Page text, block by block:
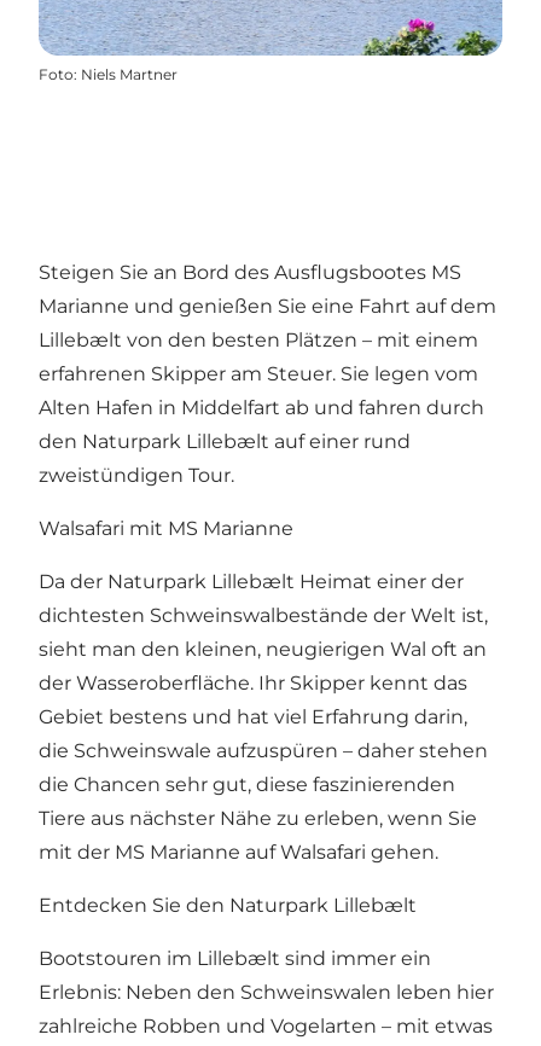
Foto: Niels Martner
Steigen Sie an Bord des Ausflugsbootes MS
Marianne und genießen Sie eine Fahrt auf dem
Lillebælt von den besten Plätzen – mit einem
erfahrenen Skipper am Steuer. Sie legen vom
Alten Hafen in Middelfart ab und fahren durch
den Naturpark Lillebælt auf einer rund
zweistündigen Tour.
Walsafari mit MS Marianne
Da der Naturpark Lillebælt Heimat einer der
dichtesten Schweinswalbestände der Welt ist,
sieht man den kleinen, neugierigen Wal oft an
der Wasseroberfläche. Ihr Skipper kennt das
Gebiet bestens und hat viel Erfahrung darin,
die Schweinswale aufzuspüren – daher stehen
die Chancen sehr gut, diese faszinierenden
Tiere aus nächster Nähe zu erleben, wenn Sie
mit der MS Marianne auf Walsafari gehen.
Entdecken Sie den Naturpark Lillebælt
Bootstouren im Lillebælt sind immer ein
Erlebnis: Neben den Schweinswalen leben hier
zahlreiche Robben und Vogelarten – mit etwas